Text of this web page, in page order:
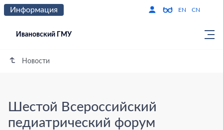
Информация Версия для
EN CN
Ивановский ГМУ
Новости
Шестой Всероссийский
педиатрический форум